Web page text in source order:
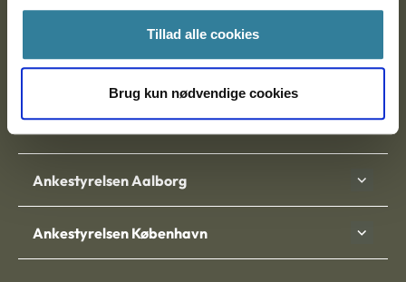
Tillad alle cookies
Brug kun nødvendige cookies
Ankestyrelsen
Nytorv 7, 2. sal
Ankestyrelsen Aalborg
Ankestyrelsen København